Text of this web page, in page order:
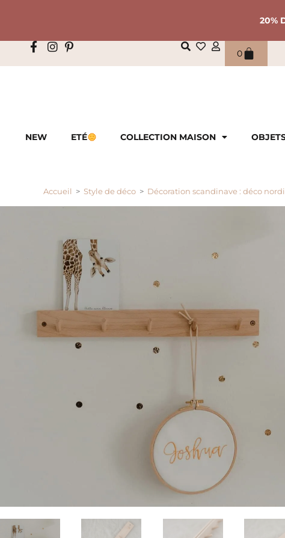
20%
0
NEW
ETÉ COLLECTION MAISON
Accueil > Style de déco > Décoration scandinave : déco